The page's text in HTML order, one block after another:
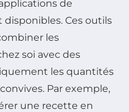
de
Ces outils
les
soi avec des
les quantités
Par exemple,
une recette en